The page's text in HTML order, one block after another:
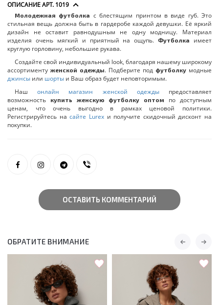
ОПИСАНИЕ АРТ. 1019
Молодежная футболка с блестящим принтом в виде губ. Это
стильная вещь должна быть в гардеробе каждой девушки. Её яркий
дизайн не оставит равнодушным не одну модницу. Материал
изделия очень мягкий и приятный на ощупь.
Футболка
имеет
круглую горловину, небольшие рукава.
Создайте свой индивидуальный look, благодаря нашему широкому
ассортименту женской одежды. Подберите под футболку модные
джинсы или шорты и Ваш образ будет неповторимым.
Нашонлайн магазин женской одеждыпредоставляет
возможность
купить женскую футболку оптом
по доступным
ценам, что очень выгодно в рамках ценовой политики.
Регистрируйтесь насайте Lurexи получите скидочный дисконт на
покупки.
ОСТАВИТЬ КОММЕНТАРИЙ
ОБРАТИТЕ ВНИМАНИЕ